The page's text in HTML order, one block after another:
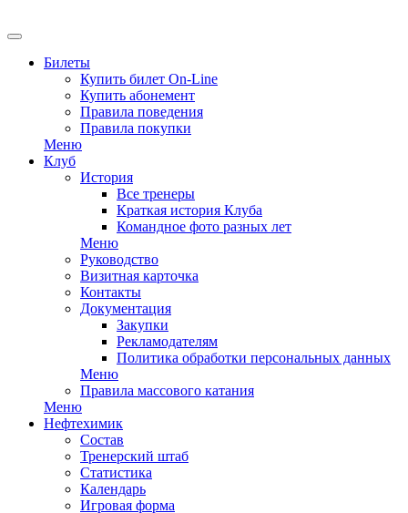
Билеты
Купить билет On-Line
Купить абонемент
Правила поведения
Правила покупки
Меню
Клуб
История
Все тренеры
Краткая история Клуба
Командное фото разных лет
Меню
Руководство
Визитная карточка
Контакты
Документация
Закупки
Рекламодателям
Политика обработки персональных данных
Меню
Правила массового катания
Меню
Нефтехимик
Состав
Тренерский штаб
Статистика
Календарь
Игровая форма